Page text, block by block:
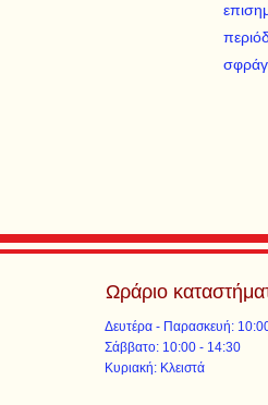
Ωράριο
Δευτέρα - Παρασκευή:
​​Σάββατο: 10:00 - 14:30
​Κυριακή: Κλειστά